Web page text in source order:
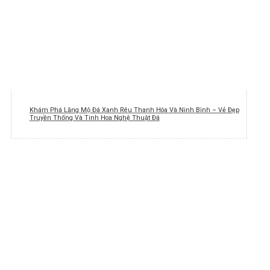
Khám Phá Lăng Mộ Đá Xanh Rêu Thanh Hóa Và Ninh Bình – Vẻ Đẹp
Truyền Thống Và Tinh Hoa Nghệ Thuật Đá